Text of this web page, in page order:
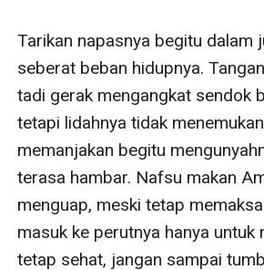
berbalik. Secara jujur.
“Saya merasa jika kamu katakan itu
yang tak biasa, Ami.”
Ami terdiam.
“Kenapa kamu diam? Saya benar?”
Ami kembali menatapnya.
“Ya.” Ami menjawab sambil
masing-masing tubuhnya, “Saya
sebagai bawahan ke atasan. Saya